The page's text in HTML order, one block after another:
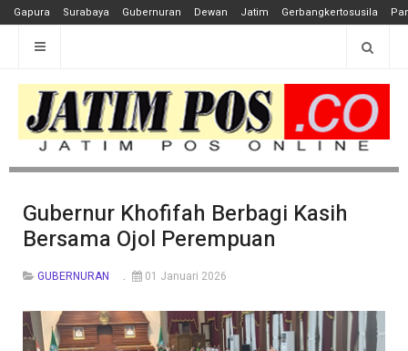
Gapura Surabaya Gubernuran Dewan Jatim Gerbangkertosusila
Gubernur Khofifah Berbagi Kasih
Bersama Ojol Perempuan
GUBERNURAN 01 Januari 2026